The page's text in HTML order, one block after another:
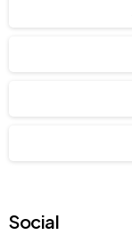
Social